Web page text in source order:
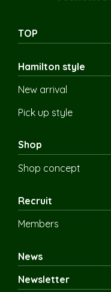
TOP
Hamilton style
New arrival
Pick up style
Shop
Shop concept
Recruit
Members
News
Newsletter